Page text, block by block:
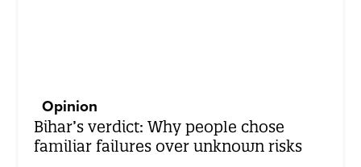
Opinion
Bihar’s verdict: Why people chose
familiar failures over unknown risks